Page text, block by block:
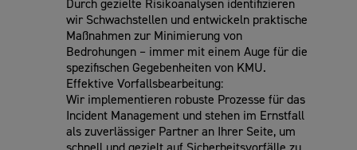
wir Schwachstellen und entwickeln praktische
Maßnahmen zur Minimierung von
Bedrohungen – immer mit einem Auge für die
spezifischen Gegebenheiten von KMU.
Effektive Vorfallsbearbeitung:
Wir implementieren robuste Prozesse für das
Incident Management und stehen im Ernstfall
als zuverlässiger Partner an Ihrer Seite, um